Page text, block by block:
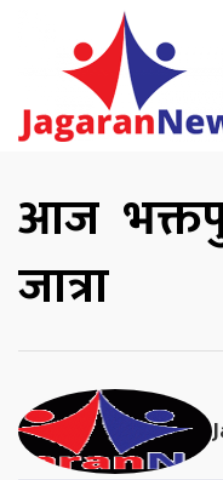
आज
जात्रा